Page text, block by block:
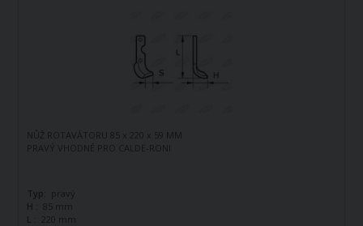
NŮŽ ROTAVÁTORU 85 x 220 x 59 MM
PRAVÝ VHODNÉ PRO CALDE-RONI
Typ: pravý
H :
85 mm
L :
220 mm